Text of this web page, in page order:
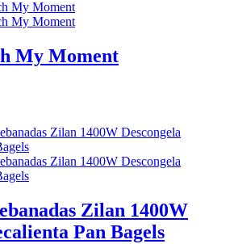
My Moment
Zilan 1400W
Pan Bagels